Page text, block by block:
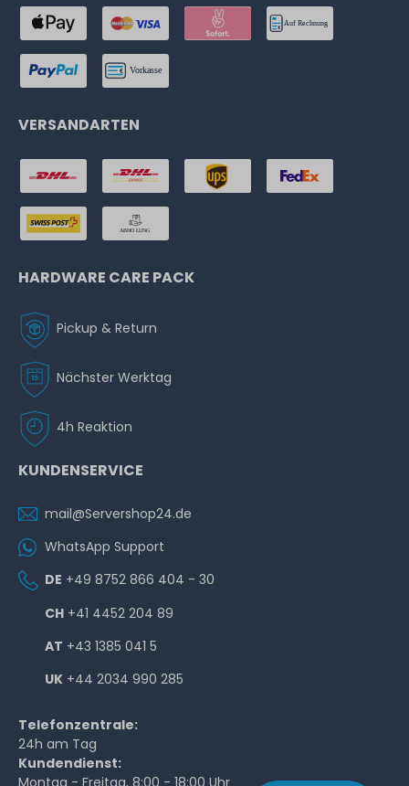
VERSANDARTEN
HARDWARE CARE PACK
Pickup & Return
Nächster Werktag
4h Reaktion
KUNDENSERVICE
mail@Servershop24.de
WhatsApp Support
DE +49 8752 866 404 - 30
CH +41 4452 204 89
AT +43 1385 041 5
UK +44 2034 990 285
Telefonzentrale:
24h am Tag
Kundendienst: